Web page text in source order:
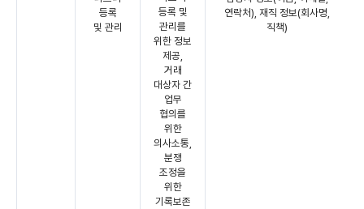
등록
및 관리
연락처), 재직 정보(회사명,
직책)
등록 및
관리를
위한 정보
제공,
거래
대상자 간
업무
협의를
위한
의사소통,
분쟁
조정을
위한
기록보존